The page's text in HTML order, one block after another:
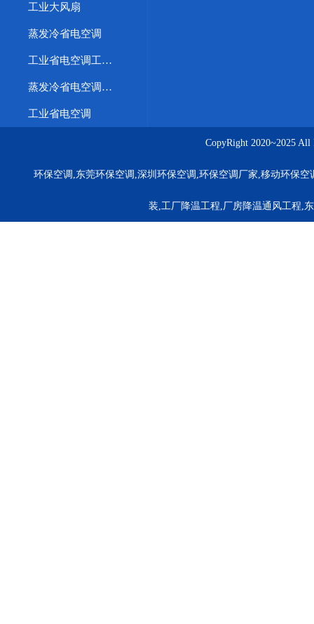
工业大风扇
蒸发冷省电空调
工业省电空调工程案例
蒸发冷省电空调优势
工业省电空调
CopyRight 2020~2025
环保空调,东莞环保空调,深圳环保空调,环保空调厂家,移动环保
装,工厂降温工程,厂房降温通风工程,